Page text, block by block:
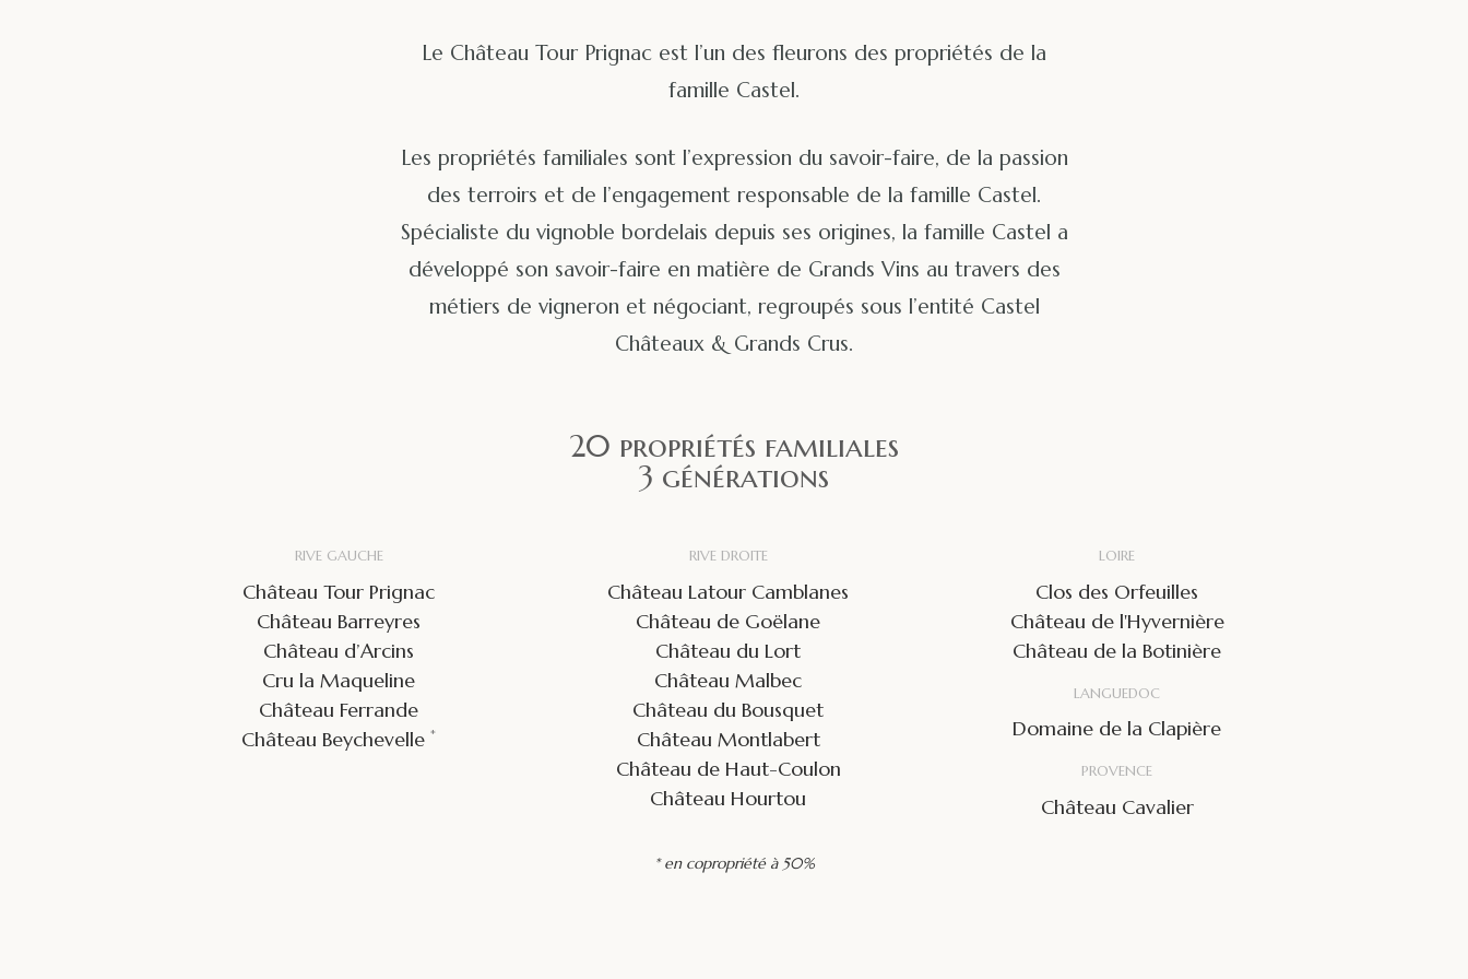
Le Château Tour Prignac est l’un des fleurons des propriétés de la
famille Castel.
Les propriétés familiales sont l’expression du savoir-faire, de la passion
des terroirs et de l’engagement responsable de la famille Castel.
Spécialiste du vignoble bordelais depuis ses origines, la famille Castel a
développé son savoir-faire en matière de Grands Vins au travers des
métiers de vigneron et négociant, regroupés sous l’entité Castel
Châteaux & Grands Crus.
20 propriétés familiales
3 générations
RIVE GAUCHE
Château Tour Prignac
Château Barreyres
Château d’Arcins
Cru la Maqueline
Château Ferrande
Château Beychevelle*
RIVE DROITE
Château Latour Camblanes
Château de Goëlane
Château du Lort
Château Malbec
Château du Bousquet
Château Montlabert
Château de Haut-Coulon
Château Hourtou
LOIRE
Clos des Orfeuilles
Château de l'Hyvernière
Château de la Botinière
LANGUEDOC
Domaine de la Clapière
PROVENCE
Château Cavalier
* en copropriété à 50%